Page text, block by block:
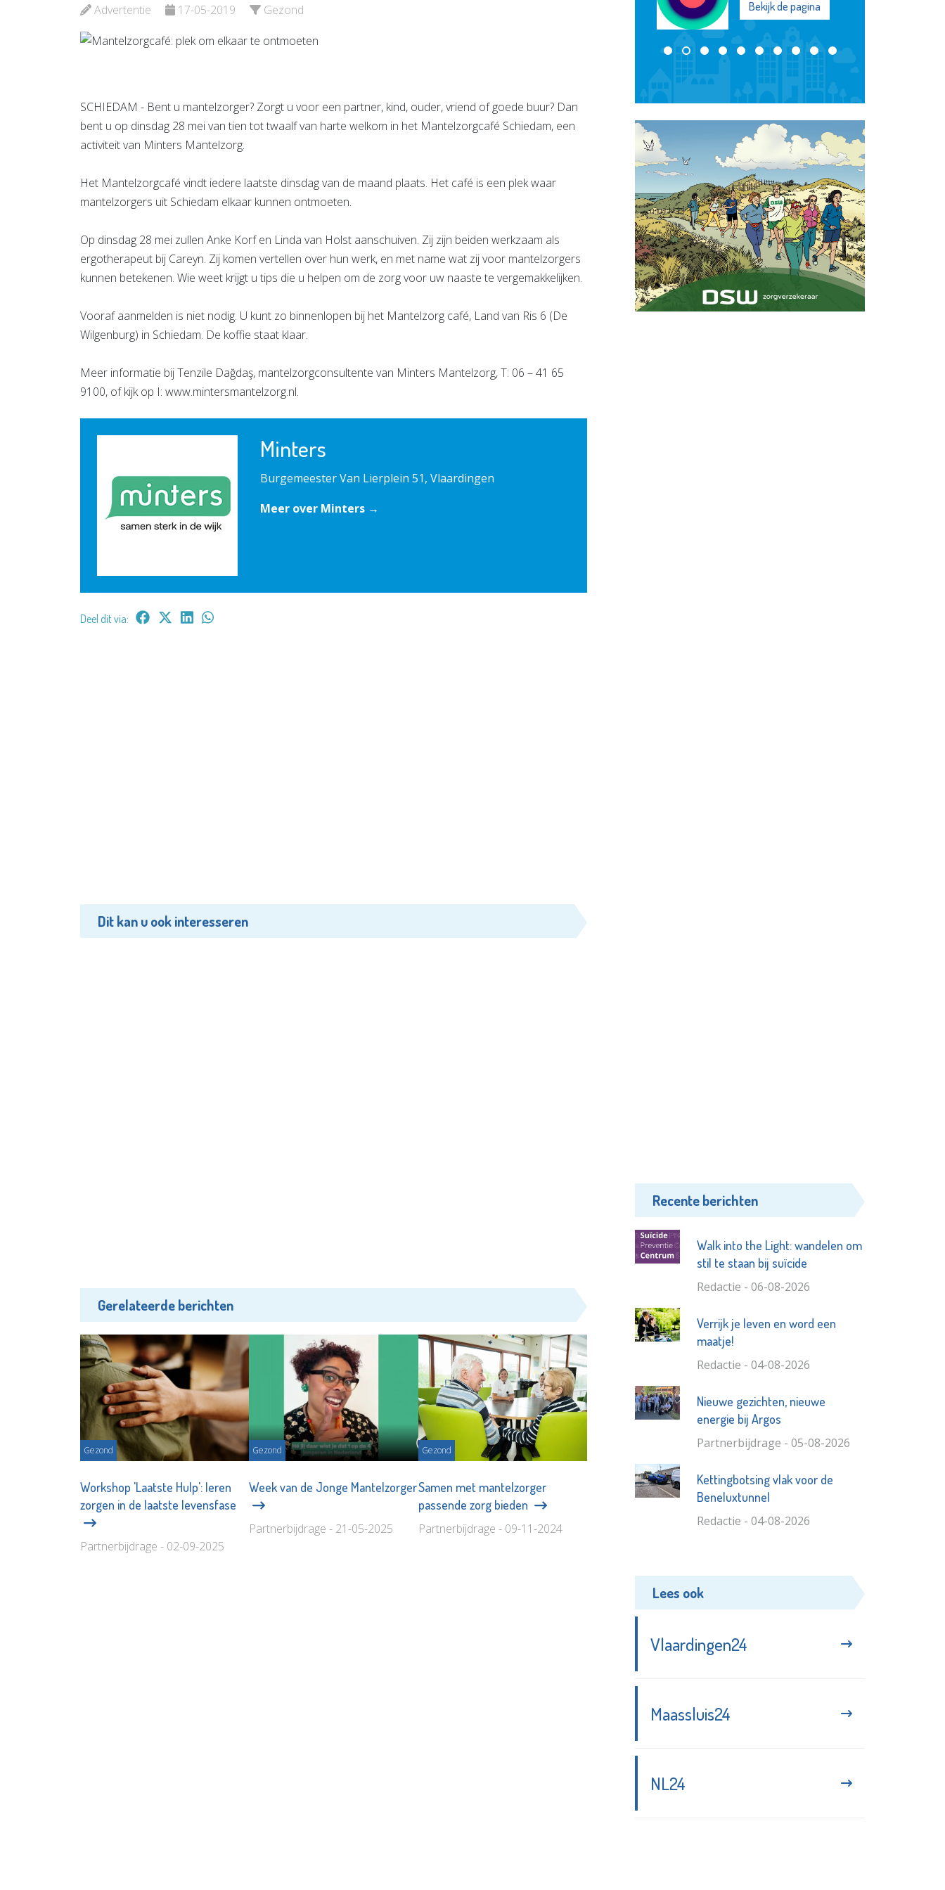
Advertentie 17-05-2019 Gezond
SCHIEDAM - Bent u mantelzorger? Zorgt u voor een partner, kind, ouder, vriend of goede buur? Dan
bent u op dinsdag 28 mei van tien tot twaalf van harte welkom in het Mantelzorgcafé Schiedam, een
activiteit van Minters Mantelzorg.
Het Mantelzorgcafé vindt iedere laatste dinsdag van de maand plaats. Het café is een plek waar
mantelzorgers uit Schiedam elkaar kunnen ontmoeten.
Op dinsdag 28 mei zullen Anke Korf en Linda van Holst aanschuiven. Zij zijn beiden werkzaam als
ergotherapeut bij Careyn. Zij komen vertellen over hun werk, en met name wat zij voor mantelzorgers
kunnen betekenen. Wie weet krijgt u tips die u helpen om de zorg voor uw naaste te vergemakkelijken.
Vooraf aanmelden is niet nodig. U kunt zo binnenlopen bij het Mantelzorg café, Land van Ris 6 (De
Wilgenburg) in Schiedam. De koffie staat klaar.
Meer informatie bij Tenzile Dağdaş, mantelzorgconsultente van Minters Mantelzorg, T: 06 – 41 65
9100, of kijk op I: www.mintersmantelzorg.nl.
Minters
Burgemeester Van Lierplein 51, Vlaardingen
Meer over Minters →
Deel dit via:
Dit kan u ook interesseren
Gerelateerde berichten
Gezond
Workshop 'Laatste Hulp': leren
zorgen in de laatste levensfase
Partnerbijdrage - 02-09-2025
Gezond
Week van de Jonge Mantelzorger
Partnerbijdrage - 21-05-2025
Gezond
Samen met mantelzorger
passende zorg bieden
Partnerbijdrage - 09-11-2024
Bekijk de pagina
Bekijk de pagina
Bekijk de pagina
Recente berichten
Walk into the Light: wandelen om
stil te staan bij suïcide
Redactie - 06-08-2026
Verrijk je leven en word een
maatje!
Redactie - 04-08-2026
Nieuwe gezichten, nieuwe
energie bij Argos
Partnerbijdrage - 05-08-2026
Kettingbotsing vlak voor de
Beneluxtunnel
Redactie - 04-08-2026
Lees ook
Vlaardingen24
Maassluis24
NL24